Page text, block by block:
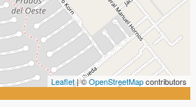
Leaflet| ©OpenStreetMapcontributors